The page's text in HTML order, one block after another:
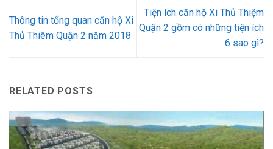
Thông tin tổng quan căn hộ Xi
Thủ Thiêm Quận 2 năm 2018
Tiện ích căn hộ Xi Thủ Thiệm
Quận 2 gồm có những tiện ích
6 sao gì?
RELATED POSTS